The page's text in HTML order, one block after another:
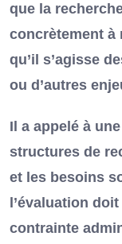
que la
concrètement à
qu’il s’agisse
ou d’autres
Il a appelé à
structures de
et les besoins
l’évaluation
contrainte